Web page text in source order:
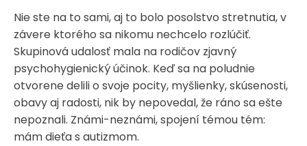
Nie ste na to sami, aj to bolo posolstvo stretnutia, v
závere ktorého sa nikomu nechcelo rozlúčiť.
Skupinová udalosť mala na rodičov zjavný
psychohygienický účinok. Keď sa na poludnie
otvorene delili o svoje pocity, myšlienky, skúsenosti,
obavy aj radosti, nik by nepovedal, že ráno sa ešte
nepoznali. Známi-neznámi, spojení témou tém:
mám dieťa s autizmom.